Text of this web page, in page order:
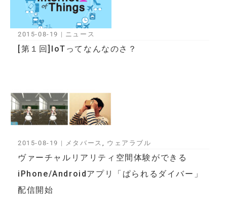
[第１回]IoTってなんなのさ？
2015-08-19 | ニュース
ヴァーチャルリアリティ空間体験ができる
iPhone/Androidアプリ「ぱられるダイバー」
配信開始
2015-08-19 | メタバース , ウェアラブル